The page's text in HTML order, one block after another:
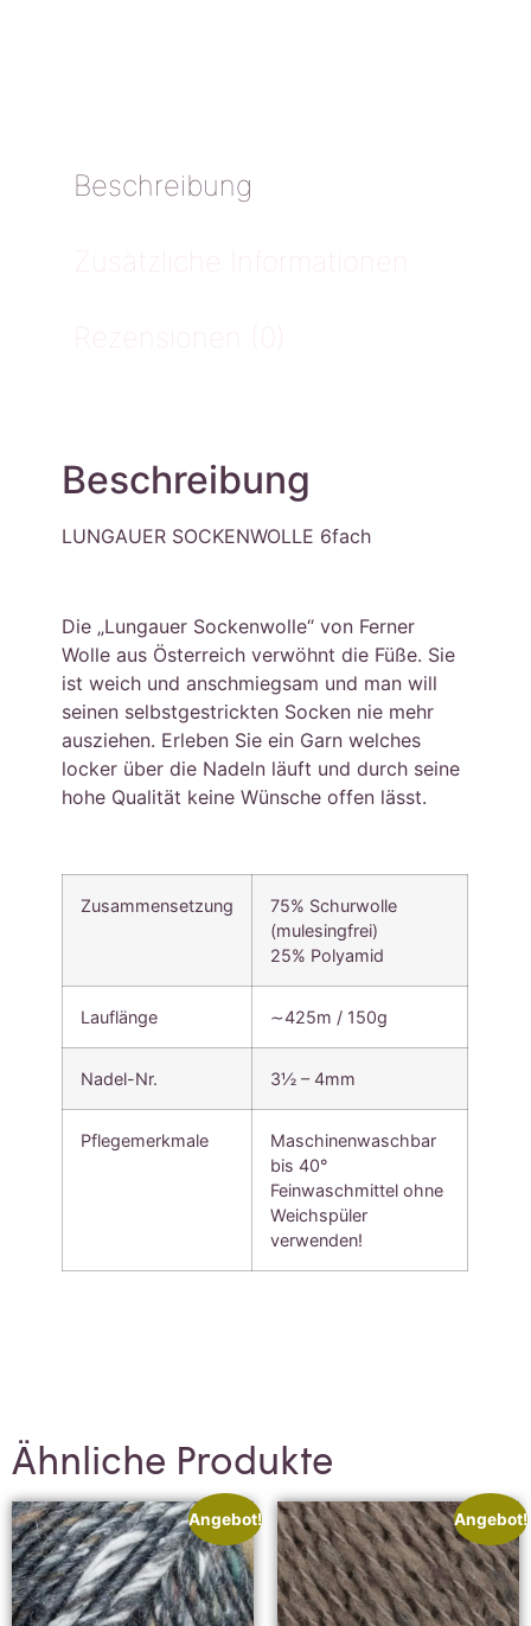
Beschreibung
Zusätzliche Informationen
Rezensionen (0)
Beschreibung
LUNGAUER SOCKENWOLLE 6fach
Die „Lungauer Sockenwolle“ von Ferner
Wolle aus Österreich verwöhnt die Füße. Sie
ist weich und anschmiegsam und man will
seinen selbstgestrickten Socken nie mehr
ausziehen. Erleben Sie ein Garn welches
locker über die Nadeln läuft und durch seine
hohe Qualität keine Wünsche offen lässt.
Zusammensetzung
75% Schurwolle
(mulesingfrei)
25% Polyamid
Lauflänge ∼425m / 150g
Nadel-Nr. 3½ – 4mm
Pflegemerkmale
Maschinenwaschbar
bis 40°
Feinwaschmittel ohne
Weichspüler
verwenden!
Ähnliche Produkte
Angebot! Angebot!